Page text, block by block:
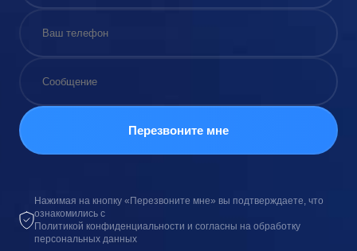
Нажимая на кнопку «Перезвоните мне» вы подтверждаете, что
ознакомились с
Политикой конфиденциальности и согласны на обработку
персональных данных